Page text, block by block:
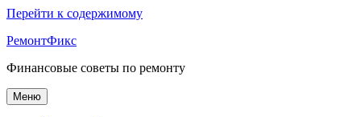
Перейти к содержимому
РемонтФикс
Финансовые советы по ремонту
Меню